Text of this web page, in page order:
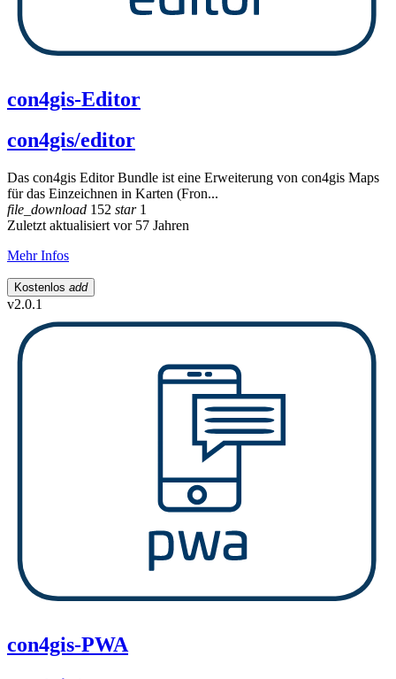
con4gis-Editor
con4gis/editor
Das con4gis Editor Bundle ist eine Erweiterung von con4gis Maps
für das Einzeichnen in Karten (Fron...
file_download 152 star1
Zuletzt aktualisiert vor 57 Jahren
Mehr Infos
Kostenlos add
v2.0.1
con4gis-PWA